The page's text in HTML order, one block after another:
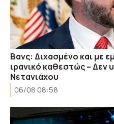
Βανς: Διχασμένο και με
ιρανικό καθεστώς – Δεν
Νετανιάχου
06/08 08:58